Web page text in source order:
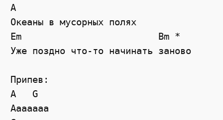
A
Океаны в мусорных полях
Em                         Bm *
Уже поздно что-то начинать заново
Припев:
A   G
Ааааааа